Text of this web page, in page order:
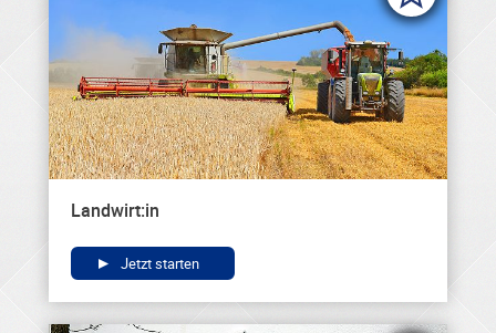
Landwirt:in
Jetzt starten